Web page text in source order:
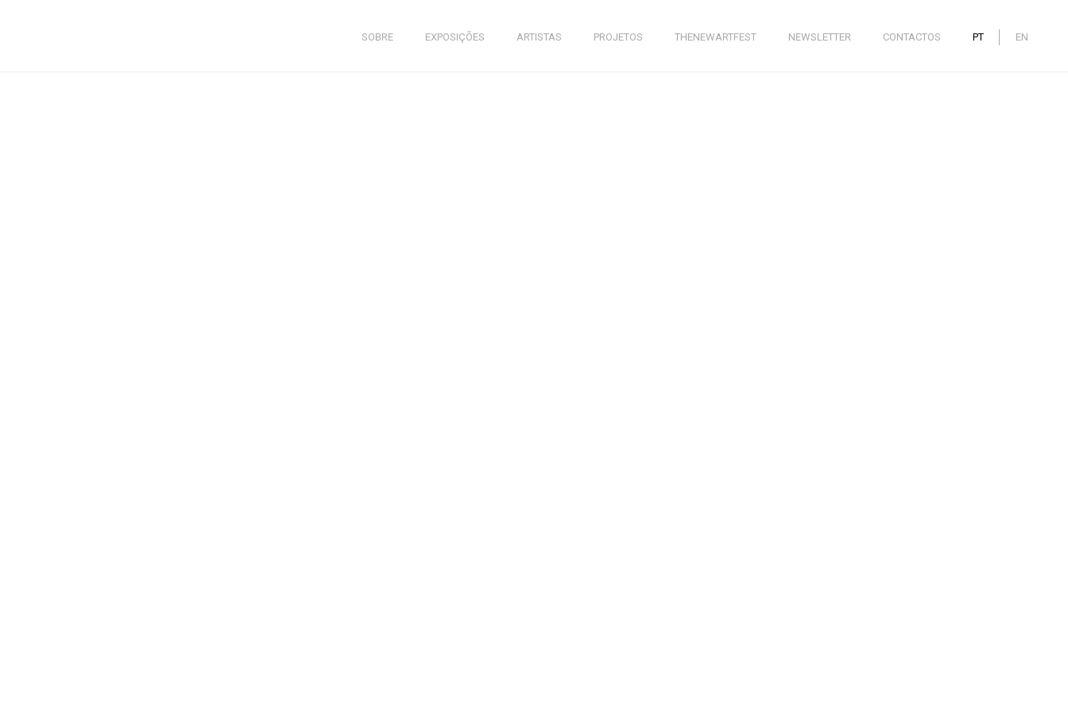
SOBRE EXPOSIÇÕES ARTISTAS PROJETOS THENEWARTFEST NEWSLETTER CONTACTOS PT EN